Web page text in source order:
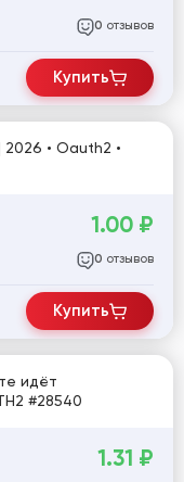
0 отзывов
Купить
• Oauth2 •
1.00 ₽
0 отзывов
Купить
идёт
#28540
1.31 ₽